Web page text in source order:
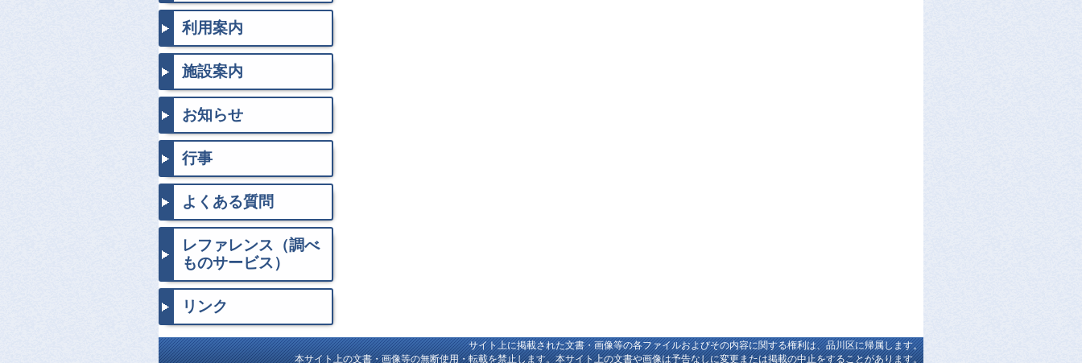
利用案内
施設案内
お知らせ
行事
よくある質問
レファレンス（調べ
ものサービス）
リンク
サイト上に掲載された文書・画像等の各ファイルおよびその内容に関する権利は、品川区に帰属します。
本サイト上の文書・画像等の無断使用・転載を禁止します。本サイト上の文書や画像は予告なしに変更または掲載の中止をすることがあります。